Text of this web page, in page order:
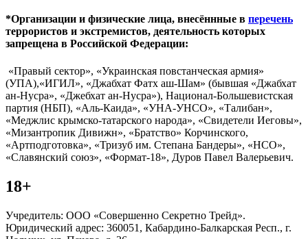
*Организации и физические лица, внесённные в перечень
террористов и экстремистов, деятельность которых
запрещена в Российской Федерации:
«Правый сектор», «Украинская повстанческая армия»
(УПА),«ИГИЛ», «Джабхат Фатх аш-Шам» (бывшая «Джабхат
ан-Нусра», «Джебхат ан-Нусра»), Национал-Большевистская
партия (НБП), «Аль-Каида», «УНА-УНСО», «Талибан»,
«Меджлис крымско-татарского народа», «Свидетели Иеговы»,
«Мизантропик Дивижн», «Братство» Корчинского,
«Артподготовка», «Тризуб им. Степана Бандеры», «НСО»,
«Славянский союз», «Формат-18», Дуров Павел Валерьевич.
18+
Учредитель: ООО «Совершенно Секретно Трейд».
Юридический адрес: 360051, Кабардино-Балкарская Респ., г.